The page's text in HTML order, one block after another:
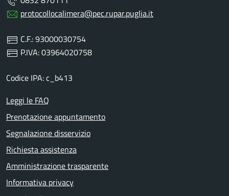
protocollocalimera@pec.rupar.puglia.it
C.F.: 93000030754
P.IVA: 03964020758
Codice IPA: c_b413
Leggi le FAQ
Prenotazione appuntamento
Segnalazione disservizio
Richiesta assistenza
Amministrazione trasparente
Informativa privacy